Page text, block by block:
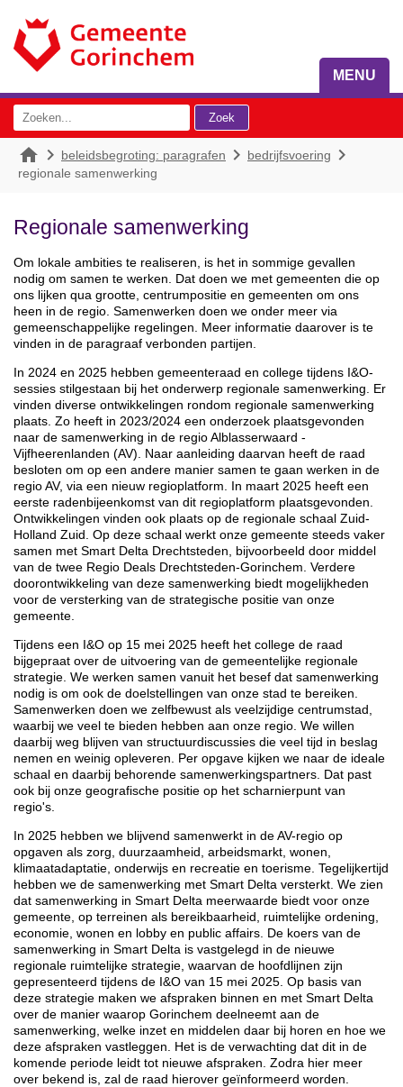
MENU
  beleidsbegroting: paragrafen  bedrijfsvoering 
regionale samenwerking
Regionale samenwerking
Om lokale ambities te realiseren, is het in sommige gevallen
nodig om samen te werken. Dat doen we met gemeenten die op
ons lijken qua grootte, centrumpositie en gemeenten om ons
heen in de regio. Samenwerken doen we onder meer via
gemeenschappelijke regelingen. Meer informatie daarover is te
vinden in de paragraaf verbonden partijen.
In 2024 en 2025 hebben gemeenteraad en college tijdens I&O-
sessies stilgestaan bij het onderwerp regionale samenwerking. Er
vinden diverse ontwikkelingen rondom regionale samenwerking
plaats. Zo heeft in 2023/2024 een onderzoek plaatsgevonden
naar de samenwerking in de regio Alblasserwaard -
Vijfheerenlanden (AV). Naar aanleiding daarvan heeft de raad
besloten om op een andere manier samen te gaan werken in de
regio AV, via een nieuw regioplatform. In maart 2025 heeft een
eerste radenbijeenkomst van dit regioplatform plaatsgevonden.
Ontwikkelingen vinden ook plaats op de regionale schaal Zuid-
Holland Zuid. Op deze schaal werkt onze gemeente steeds vaker
samen met Smart Delta Drechtsteden, bijvoorbeeld door middel
van de twee Regio Deals Drechtsteden-Gorinchem. Verdere
doorontwikkeling van deze samenwerking biedt mogelijkheden
voor de versterking van de strategische positie van onze
gemeente.
Tijdens een I&O op 15 mei 2025 heeft het college de raad
bijgepraat over de uitvoering van de gemeentelijke regionale
strategie. We werken samen vanuit het besef dat samenwerking
nodig is om ook de doelstellingen van onze stad te bereiken.
Samenwerken doen we zelfbewust als veelzijdige centrumstad,
waarbij we veel te bieden hebben aan onze regio. We willen
daarbij weg blijven van structuurdiscussies die veel tijd in beslag
nemen en weinig opleveren. Per opgave kijken we naar de ideale
schaal en daarbij behorende samenwerkingspartners. Dat past
ook bij onze geografische positie op het scharnierpunt van
regio's.
In 2025 hebben we blijvend samenwerkt in de AV-regio op
opgaven als zorg, duurzaamheid, arbeidsmarkt, wonen,
klimaatadaptatie, onderwijs en recreatie en toerisme. Tegelijkertijd
hebben we de samenwerking met Smart Delta versterkt. We zien
dat samenwerking in Smart Delta meerwaarde biedt voor onze
gemeente, op terreinen als bereikbaarheid, ruimtelijke ordening,
economie, wonen en lobby en public affairs. De koers van de
samenwerking in Smart Delta is vastgelegd in de nieuwe
regionale ruimtelijke strategie, waarvan de hoofdlijnen zijn
gepresenteerd tijdens de I&O van 15 mei 2025. Op basis van
deze strategie maken we afspraken binnen en met Smart Delta
over de manier waarop Gorinchem deelneemt aan de
samenwerking, welke inzet en middelen daar bij horen en hoe we
deze afspraken vastleggen. Het is de verwachting dat dit in de
komende periode leidt tot nieuwe afspraken. Zodra hier meer
over bekend is, zal de raad hierover geïnformeerd worden.